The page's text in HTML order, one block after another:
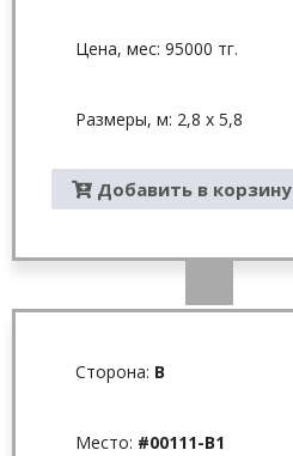
Цена, мес: 95000 тг.
Размеры, м: 2,8 х 5,8
Добавить в корзину
Сторона: B
Место: #00111-B1